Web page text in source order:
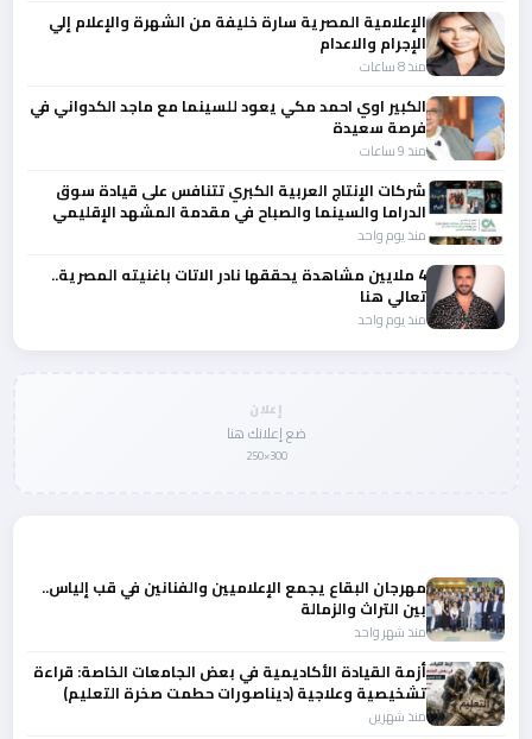
الإعلامية المصرية سارة خليفة من الشهرة والإعلام إلي
الإجرام والاعدام
منذ 8 ساعات
الكبير اوي احمد مكي يعود للسينما مع ماجد الكدواني في
فرصة سعيدة
منذ 9 ساعات
شركات الإنتاج العربية الكبري تتنافس على قيادة سوق
الدراما والسينما والصباح في مقدمة المشهد الإقليمي
منذ يوم واحد
4 ملايين مشاهدة يحققها نادر الاتات باغنيته المصرية..
تعالي هنا
منذ يوم واحد
إعلان
ضع إعلانك هنا
300×250
مهرجان البقاع يجمع الإعلاميين والفنانين في قب إلياس..
بين التراث والزمالة
منذ شهر واحد
أزمة القيادة الأكاديمية في بعض الجامعات الخاصة: قراءة
تشخيصية وعلاجية (ديناصورات حطمت صخرة التعليم)
منذ شهرين